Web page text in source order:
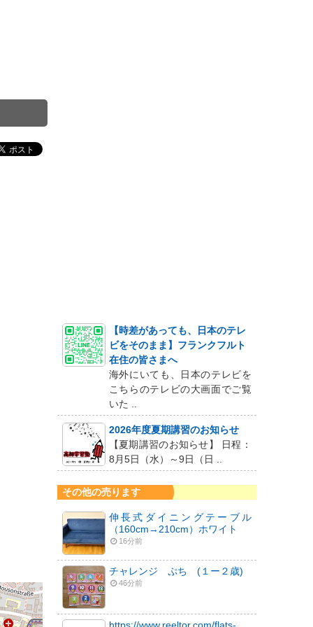
【時差があっても、日本のテレ
ビをそのまま】フランクフルト
在住の皆さまへ
海外にいても、日本のテレビを
こちらのテレビの大画面でご覧
いた ..
2026年度夏期講習のお知らせ
【夏期講習のお知らせ】 日程：
8月5日（水）～9日（日 ..
その他の売ります
伸長式ダイニングテーブル
（160cm→210cm）ホワイト
16分前
チャレンジ ぷち (１ー２歳)
46分前
https://www.reeltor.com/flats-